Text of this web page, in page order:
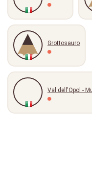
Grottosauro
Val dell'Opol -